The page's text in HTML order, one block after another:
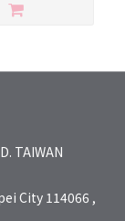
TAIWAN
City 114066 ,